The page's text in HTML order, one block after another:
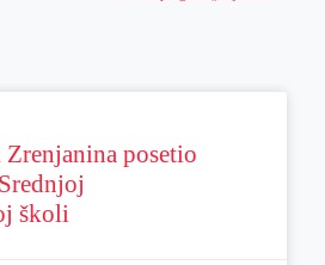
posetio
školi